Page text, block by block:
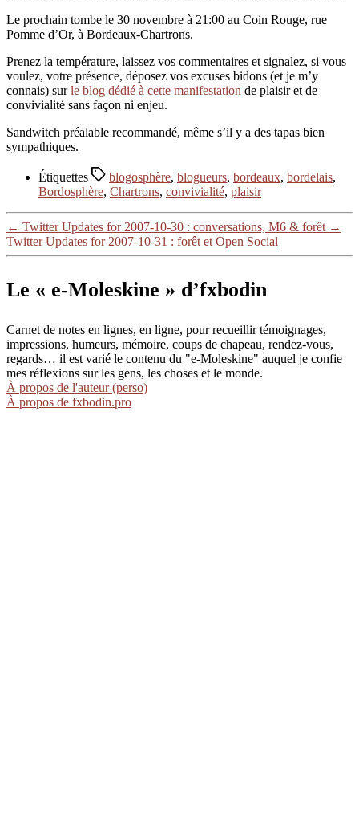
Le prochain tombe le 30 novembre à 21:00 au Coin Rouge, rue
Pomme d’Or, à Bordeaux-Chartrons.
Prenez la température, laissez vos commentaires et signalez, si vous
voulez, votre présence, déposez vos excuses bidons (et je m’y
connais) surle blog dédié à cette manifestation de plaisir et de
convivialité sans façon ni enjeu.
Sandwitch préalable recommandé, même s’il y a des tapas bien
sympathiques.
Étiquettes blogosphère, blogueurs, bordeaux, bordelais,
Bordosphère, Chartrons, convivialité, plaisir
← Twitter Updates for 2007-10-30 : conversations, M6 & forêt →
Twitter Updates for 2007-10-31 : forêt et Open Social
Le « e-Moleskine » d’fxbodin
Carnet de notes en lignes, en ligne, pour recueillir témoignages,
impressions, humeurs, mémoire, coups de chapeau, rendez-vous,
regards… il est varié le contenu du "e-Moleskine" auquel je confie
mes réflexions sur les gens, les choses et le monde.
À propos de l'auteur (perso)
À propos de fxbodin.pro